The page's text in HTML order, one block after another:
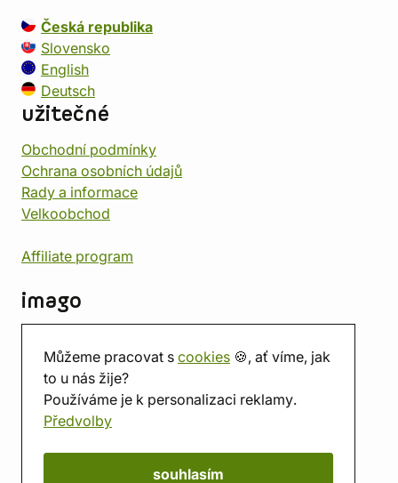
Můžeme pracovat s cookies 🍪, ať víme, jak
to u nás žije?
Používáme je k personalizaci reklamy.
Předvolby
souhlasím
Česká republika
Slovensko
English
Deutsch
užitečné
Obchodní podmínky
Ochrana osobních údajů
Rady a informace
Velkoobchod
Affiliate program
imago
Prodejna
Herna
O nás
Hodnocení obchodu